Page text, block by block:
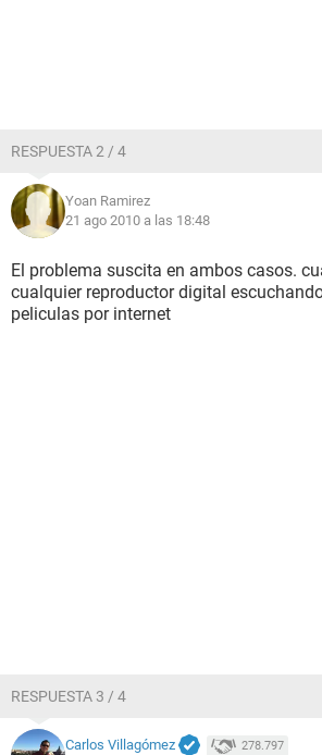
RESPUESTA 2 / 4
Yoan Ramirez
21 ago 2010 a las 18:48
El problema suscita en ambos casos.
cualquier reproductor digital
peliculas por internet
RESPUESTA 3 / 4
Carlos Villagómez 278.797